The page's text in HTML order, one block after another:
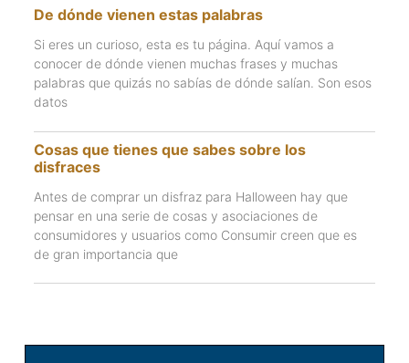
De dónde vienen estas palabras
Si eres un curioso, esta es tu página. Aquí vamos a
conocer de dónde vienen muchas frases y muchas
palabras que quizás no sabías de dónde salían. Son esos
datos
Cosas que tienes que sabes sobre los
disfraces
Antes de comprar un disfraz para Halloween hay que
pensar en una serie de cosas y asociaciones de
consumidores y usuarios como Consumir creen que es
de gran importancia que